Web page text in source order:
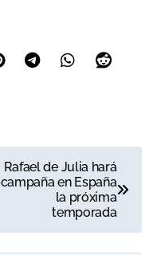
Rafael de Julia hará
campaña en España
la próxima
temporada